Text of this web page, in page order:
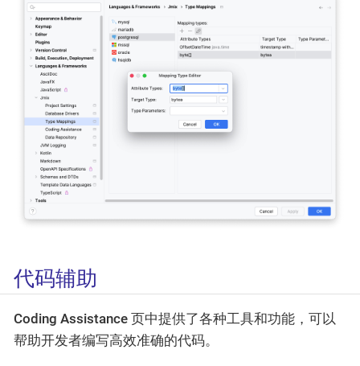
代码辅助
Coding Assistance 页中提供了各种工具和功能，可以
帮助开发者编写高效准确的代码。